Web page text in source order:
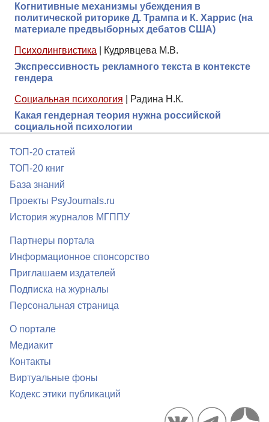
Когнитивные механизмы убеждения в
политической риторике Д. Трампа и К. Харрис (на
материале предвыборных дебатов США)
Психолингвистика
Кудрявцева М.В.
Экспрессивность рекламного текста в контексте
гендера
Социальная психология
Радина Н.К.
Какая гендерная теория нужна российской
социальной психологии
ТОП-20 статей
ТОП-20 книг
База знаний
Проекты PsyJournals.ru
История журналов МГППУ
Партнеры портала
Информационное спонсорство
Приглашаем издателей
Подписка на журналы
Персональная страница
О портале
Медиакит
Контакты
Виртуальные фоны
Кодекс этики публикаций